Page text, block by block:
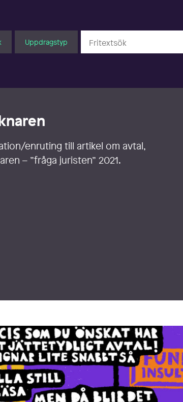
Uppdragstyp
enruting till artikel om avtal,
– ”fråga juristen” 2021.